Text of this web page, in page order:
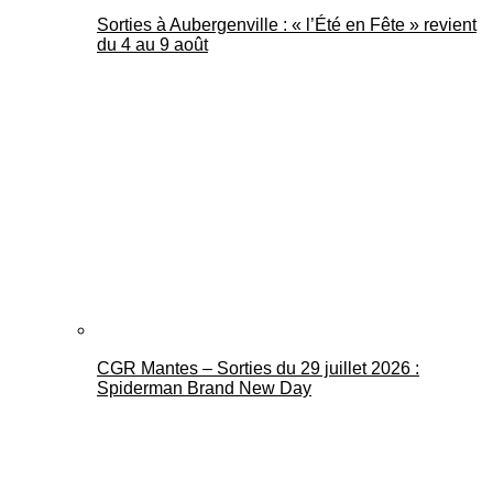
Sorties à Aubergenville : « l’Été en Fête » revient
du 4 au 9 août
CGR Mantes – Sorties du 29 juillet 2026 :
Spiderman Brand New Day